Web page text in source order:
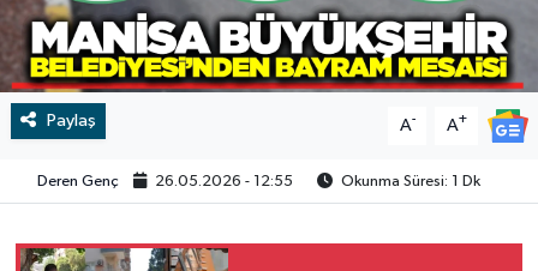
Paylaş A- A+
Deren Genç 26.05.2026 - 12:55 Okunma Süresi: 1 Dk
Dünya
İletişim
Künye
SPOR
Vefat